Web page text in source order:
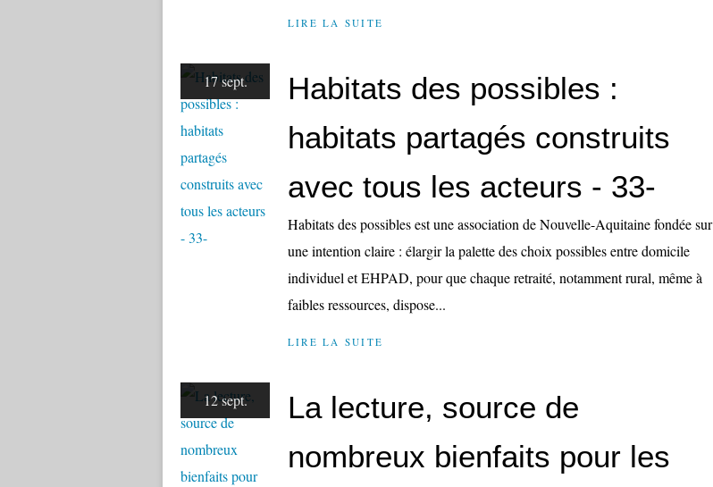
LIRE LA SUITE
17 sept.
Habitats des possibles :
habitats partagés construits
avec tous les acteurs - 33-
Habitats des possibles est une association de Nouvelle-Aquitaine fondée sur
une intention claire : élargir la palette des choix possibles entre domicile
individuel et EHPAD, pour que chaque retraité, notamment rural, même à
faibles ressources, dispose...
LIRE LA SUITE
12 sept.
La lecture, source de
nombreux bienfaits pour les